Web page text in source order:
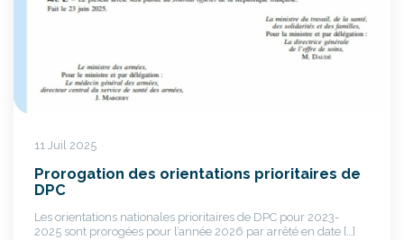
11 Juil 2025
Prorogation des orientations prioritaires de
DPC
Les orientations nationales prioritaires de DPC pour 2023-
2025 sont prorogées pour l’année 2026 par arrêté en date […]